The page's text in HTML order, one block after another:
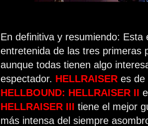
En definitiva y resumiendo:
entretenida de las tres primeras
aunque todas tienen algo
espectador. HELLRAISER es de
HELLBOUND: HELLRAISER II
HELLRAISER III tiene el mejor
más intensa del siempre